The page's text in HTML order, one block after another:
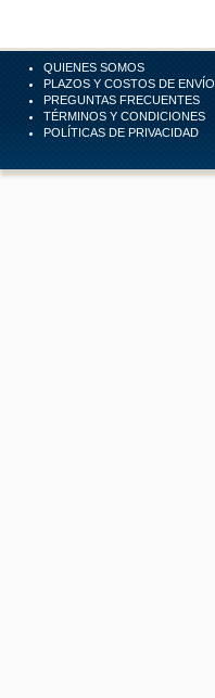
QUIENES SOMOS
PLAZOS Y COSTOS DE ENVÍO
PREGUNTAS FRECUENTES
TÉRMINOS Y CONDICIONES
POLÍTICAS DE PRIVACIDAD